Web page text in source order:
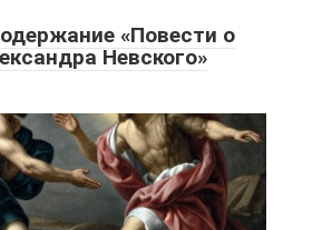
«Повести о
Невского»